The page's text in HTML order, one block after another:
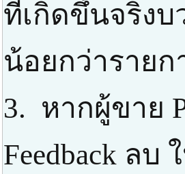
ที่เกิดขึ้นจริงบ
น้อยกว่ารายก
3. หากผู้ขาย
Feedback ลบ